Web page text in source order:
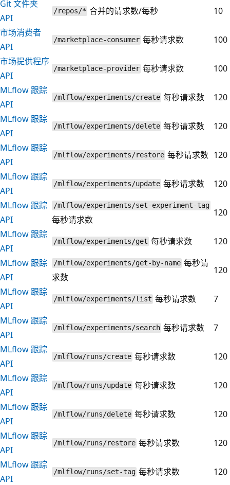
Git 文件夹
API
/repos/* 合并的请求数/每秒
10
市场消费者
API
/marketplace-consumer 每秒请求数
100
市场提供程序
API
/marketplace-provider 每秒请求数
100
MLflow 跟踪
API
/mlflow/experiments/create 每秒请求数
120
MLflow 跟踪
API
/mlflow/experiments/delete 每秒请求数
120
MLflow 跟踪
API
/mlflow/experiments/restore 每秒请求数 120
MLflow 跟踪
API
/mlflow/experiments/update 每秒请求数
120
MLflow 跟踪
API
/mlflow/experiments/set-experiment-tag
每秒请求数
120
MLflow 跟踪
API
/mlflow/experiments/get 每秒请求数
120
MLflow 跟踪
API
/mlflow/experiments/get-by-name 每秒请
求数
120
MLflow 跟踪
API
/mlflow/experiments/list 每秒请求数
7
MLflow 跟踪
API
/mlflow/experiments/search 每秒请求数
7
MLflow 跟踪
API
/mlflow/runs/create 每秒请求数
120
MLflow 跟踪
API
/mlflow/runs/update 每秒请求数
120
MLflow 跟踪
API
/mlflow/runs/delete 每秒请求数
120
MLflow 跟踪
API
/mlflow/runs/restore 每秒请求数
120
MLflow 跟踪
API
/mlflow/runs/set-tag 每秒请求数
120